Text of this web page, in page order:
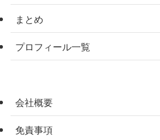
まとめ
プロフィール一覧
会社概要
免責事項